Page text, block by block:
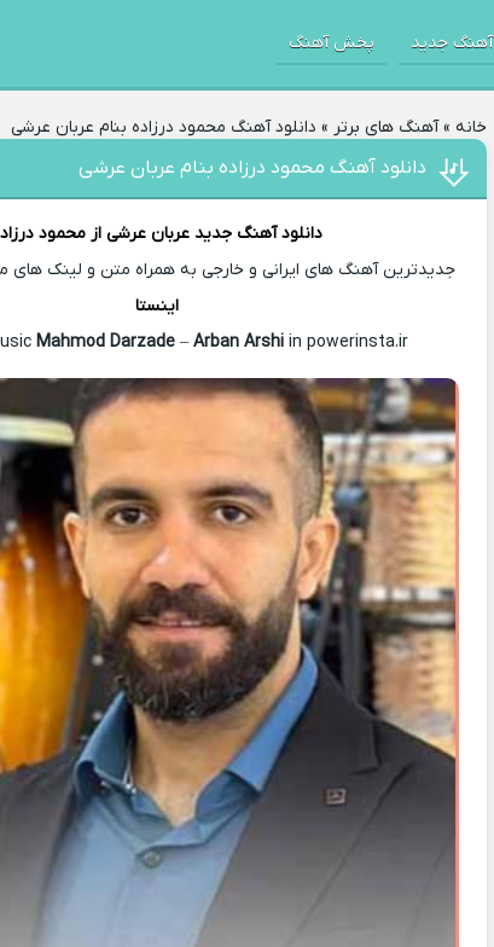
آهنگ جدید پخش آهنگ
خانه »آهنگ های برتر » دانلود آهنگ محمود درزاده بنام عربان عرشی
دانلود آهنگ محمود درزاده بنام عربان عرشی
دانلود آهنگ جدید عربان عرشی ازمحمود
جدیدترین آهنگ های ایرانی و خارجی به همراه متن و لینک های
اینستا
Download Music
Mahmod Darzade– Arban Arshi in powerinsta.ir